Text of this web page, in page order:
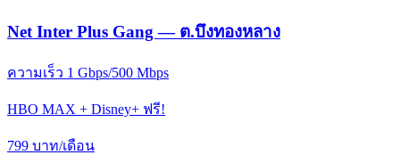
Net Inter Plus Gang — ต.บึงทองหลาง
ความเร็ว 1 Gbps/500 Mbps
HBO MAX + Disney+ ฟรี!
799 บาท/เดือน